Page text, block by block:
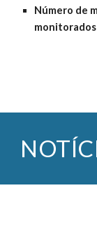
Número de